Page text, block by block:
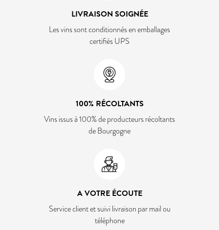
LIVRAISON SOIGNÉE
Les vins sont conditionnés en emballages
certifiés UPS
100% RÉCOLTANTS
Vins issus à 100% de producteurs récoltants
de Bourgogne
A VOTRE ÉCOUTE
Service client et suivi livraison par mail ou
téléphone